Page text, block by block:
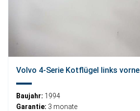
Volvo 4-Serie Kotflügel links vorne
Baujahr: 1994
Garantie: 3 monate